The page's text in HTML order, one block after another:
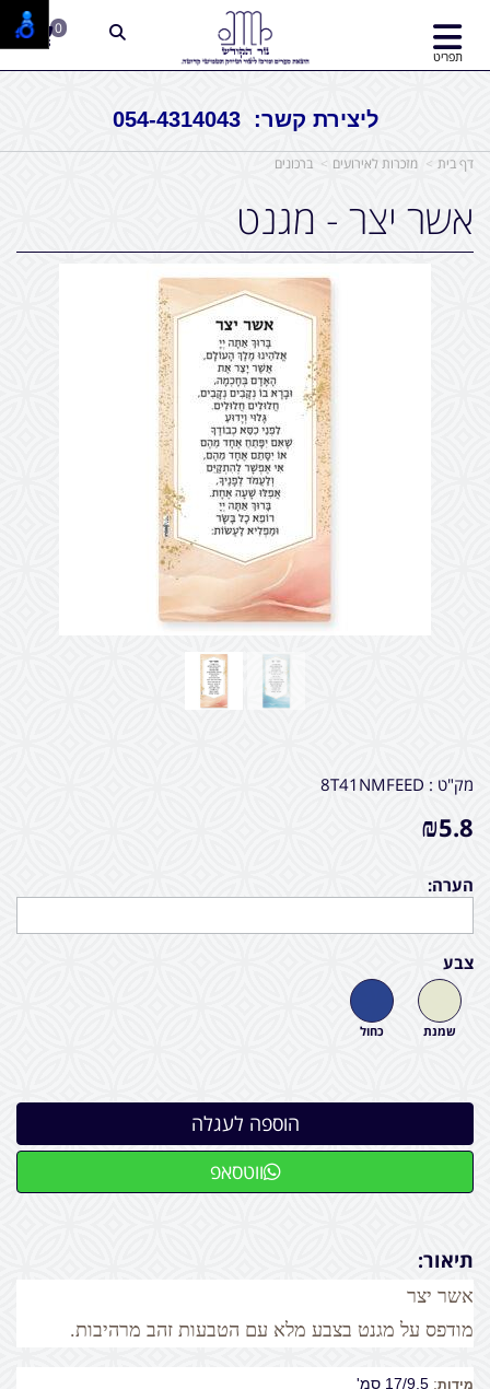
ליצירת קשר: 054-4314043
תפריט
0
דף בית מזכרות לאירועים ברכונים
אשר יצר - מגנט
מק"ט : 8T41NMFEED
₪5.8
הערה:
צבע
שמנת כחול
ווטסאפ
תיאור:
אשר יצר
מודפס על מגנט בצבע מלא עם הטבעות זהב מרהיבות.
מידות: 17/9.5 סמ'